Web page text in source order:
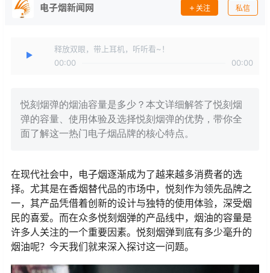
电子烟新闻网 关注 私信
释放双眼，带上耳机，听听看~！
00:00
00:00
悦刻烟弹的烟油容量是多少？本文详细解答了悦刻烟
弹的容量、使用体验及选择悦刻烟弹的优势，带你全
面了解这一热门电子烟品牌的核心特点。
在现代社会中，电子烟逐渐成为了越来越多消费者的选
择。尤其是在香烟替代品的市场中，悦刻作为领先品牌之
一，其产品凭借着创新的设计与独特的使用体验，深受烟
民的喜爱。而在众多悦刻烟弹的产品线中，烟油的容量是
许多人关注的一个重要因素。悦刻烟弹到底有多少毫升的
烟油呢？今天我们就来深入探讨这一问题。